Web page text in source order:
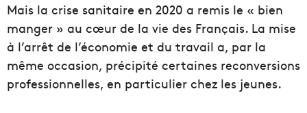
Mais la crise sanitaire en 2020 a remis le « bien
manger » au cœur de la vie des Français. La mise
à l’arrêt de l’économie et du travail a, par la
même occasion, précipité certaines reconversions
professionnelles, en particulier chez les jeunes.